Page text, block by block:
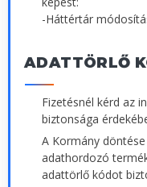
-Háttértár
ADATTÖRLŐ
Fizetésnél kérd az
biztonsága
A Kormány
adathordozó
adattörlő kódot